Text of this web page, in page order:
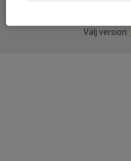
Välj version: